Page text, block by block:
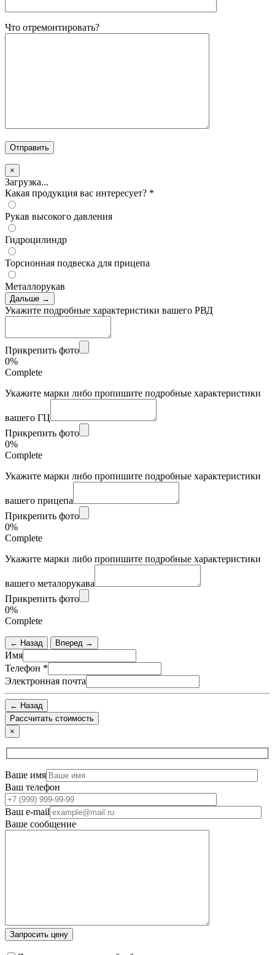
Что отремонтировать?
×
Загрузка...
Какая продукция вас интересует? *
Рукав высокого давления
Гидроцилиндр
Торсионная подвеска для прицепа
Металлорукав
Дальше →
Укажите подробные характеристики вашего РВД
Прикрепить фото
0%
Complete
Укажите марки либо пропишите подробные характеристики
вашего ГЦ
Прикрепить фото
0%
Complete
Укажите марки либо пропишите подробные характеристики
вашего прицепа
Прикрепить фото
0%
Complete
Укажите марки либо пропишите подробные характеристики
вашего металорукава
Прикрепить фото
0%
Complete
← Назад Вперед →
Имя
Телефон *
Электронная почта
← Назад
×
Ваше имя
Ваш телефон
Ваш e-mail
Ваше сообщение